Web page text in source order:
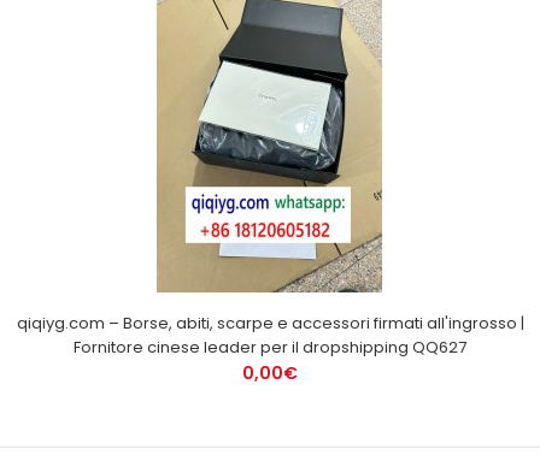
qiqiyg.com – Borse, abiti, scarpe e accessori firmati all'ingrosso |
Fornitore cinese leader per il dropshipping QQ627
0,00€